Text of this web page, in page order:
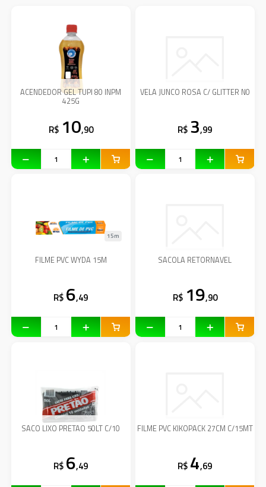
ACENDEDOR GEL TUPI 80 INPM
425G
R$ 10,90
VELA JUNCO ROSA C/ GLITTER N0
R$ 3,99
FILME PVC WYDA 15M
15m
R$ 6,49
SACOLA RETORNAVEL
R$ 19,90
SACO LIXO PRETAO 50LT C/10
R$ 6,49
FILME PVC KIKOPACK 27CM C/15MT
R$ 4,69